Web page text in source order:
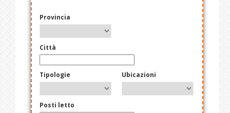
Provincia
Città
Tipologie Ubicazioni
Posti letto